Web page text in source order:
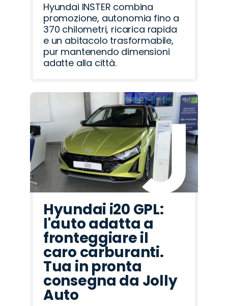
Hyundai INSTER combina
promozione, autonomia fino a
370 chilometri, ricarica rapida
e un abitacolo trasformabile,
pur mantenendo dimensioni
adatte alla città.
Hyundai i20 GPL:
l'auto adatta a
fronteggiare il
caro carburanti.
Tua in pronta
consegna da Jolly
Auto